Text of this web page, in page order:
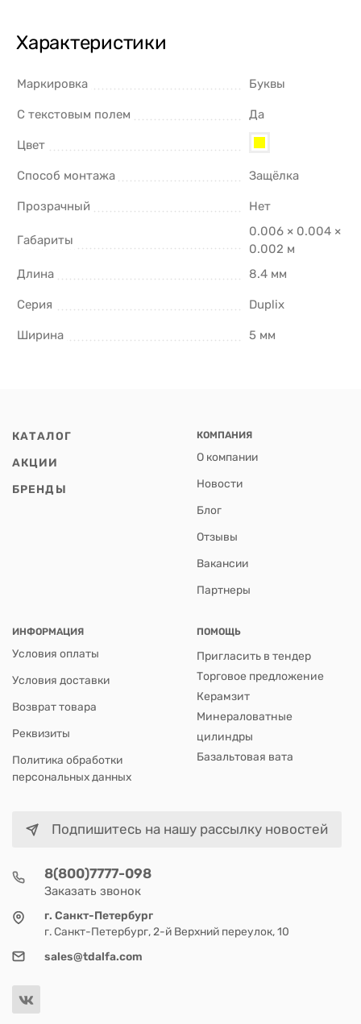
Характеристики
Маркировка Буквы
С текстовым полем Да
Цвет
Способ монтажа Защёлка
Прозрачный Нет
Габариты
0.006 × 0.004 ×
0.002 м
Длина
8.4 мм
Серия Duplix
Ширина 5 мм
КАТАЛОГ
АКЦИИ
БРЕНДЫ
КОМПАНИЯ
О компании
Новости
Блог
Отзывы
Вакансии
Партнеры
ИНФОРМАЦИЯ
Условия оплаты
Условия доставки
Возврат товара
Реквизиты
Политика обработки
персональных данных
ПОМОЩЬ
Пригласить в тендер
Торговое предложение
Керамзит
Минераловатные
цилиндры
Базальтовая вата
Подпишитесь на нашу рассылку новостей
8(800)7777-098
Заказать звонок
г. Санкт-Петербург
г. Санкт-Петербург, 2-й Верхний переулок, 10
sales@tdalfa.com